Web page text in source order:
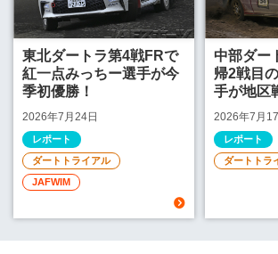
東北ダートラ第4戦FRで
紅一点みっちー選手が今
季初優勝！
2026年7月24日
レポート
ダートトライアル
JAFWIM
中部ダー
帰2戦目
手が地区
2026年7月
レポート
ダートトラ